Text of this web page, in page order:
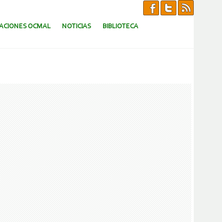
OCMAL NOTICIAS BIBLIOTECA